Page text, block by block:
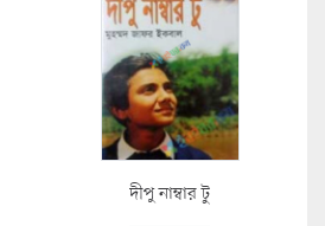
দীপু নাম্বার টু